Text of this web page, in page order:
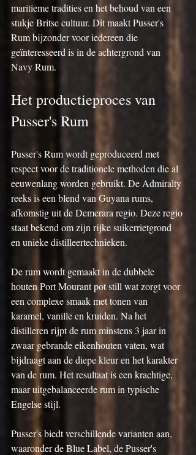
maritieme tradities en het behoud van een
stukje Britse cultuur. Dit maakt Pusser's
Rum bijzonder voor iedereen die
geïnteresseerd is in de achtergrond van
Navy Rum.
Het productieproces van
Pusser's Rum
Pusser's Rum wordt geproduceerd met
respect voor de traditionele methoden die al
eeuwenlang worden gebruikt. De Admiralty
reeks is een blend van Guyana rums,
afkomstig uit de Demerara regio. Deze regio
staat bekend om zijn rijke suikerrietgrond
en unieke distilleertechnieken.
De rum wordt gemaakt in de dubbele
houten Port Mourant pot still wat zorgt voor
een complexe smaak met tonen van
karamel, vanille en kruiden. Na het
distilleren rijpt de rum minstens 3 jaar in
zwaar gebrande eikenhouten vaten, wat
bijdraagt aan de diepe kleur en het karakter
van de rum. Het resultaat is een krachtige,
maar uitgebalanceerde rum in typische
Engelse stijl.
Pusser's biedt verschillende varianten aan,
waaronder de Blue Label, de Pusser's